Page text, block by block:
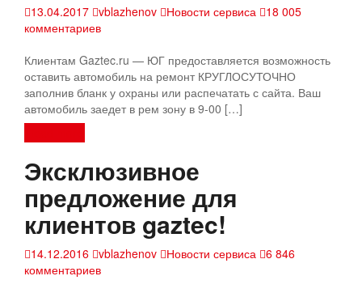
13.04.2017 vblazhenov Новости сервиса
18 005
комментариев
Клиентам Gaztec.ru — ЮГ предоставляется возможность
оставить автомобиль на ремонт КРУГЛОСУТОЧНО
заполнив бланк у охраны или распечатать с сайта. Ваш
автомобиль заедет в рем зону в 9-00 […]
Эксклюзивное
предложение для
клиентов gaztec!
14.12.2016 vblazhenov Новости сервиса 6 846
комментариев